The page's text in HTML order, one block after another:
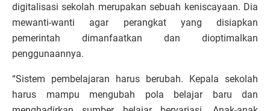
digitalisasi sekolah merupakan sebuah keniscayaan. Dia
mewanti-wanti agar perangkat yang disiapkan
pemerintah dimanfaatkan dan dioptimalkan
penggunaannya.
“Sistem pembelajaran harus berubah. Kepala sekolah
harus mampu mengubah pola belajar baru dan